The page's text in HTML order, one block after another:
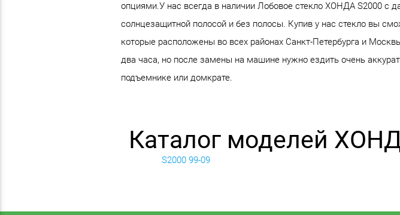
опциями.У нас всегда в наличии Лобовое стекло ХОНДА S2000
солнцезащитной полосой и без полосы. Купив у нас стекло вы
которые расположены во всех районах Санкт-Петербурга и
два часа, но после замены на машине нужно ездить очень
подъемнике или домкрате.
Каталог моделей
S2000 99-09